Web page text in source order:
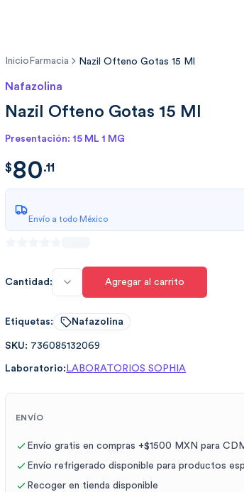
Inicio Farmacia Nazil Ofteno Gotas 15 Ml
Nafazolina
Nazil Ofteno Gotas 15 Ml
Presentación: 15 ML 1 MG
$80.117
$80.11
Envío a todo México
Cantidad: Agregar al carrito
Etiquetas: Nafazolina
SKU: 736085132069
Laboratorio: LABORATORIOS SOPHIA
ENVÍO
Envío gratis en compras +$1500 MXN para
Envío refrigerado disponible para productos
Recoger en tienda disponible